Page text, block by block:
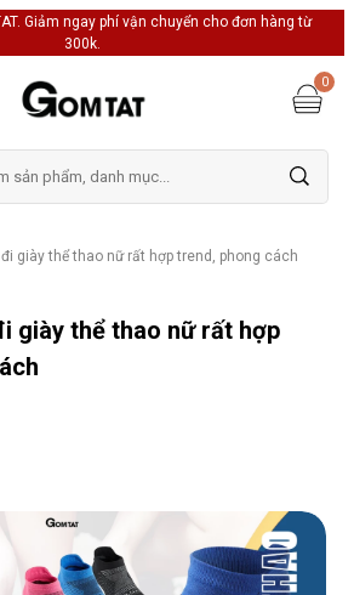
Giảm ngay phí vận chuyển cho đơn hàng từ
300k.
0
giày thể thao nữ rất hợp trend, phong cách
giày thể thao nữ rất hợp